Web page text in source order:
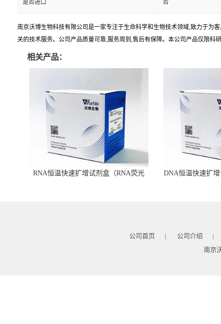
是否进口 否
南京沃博生物科技有限公司是一家专注于生命科学和生物技术领域,致力于为
关的技术服务。公司产品质量可靠,服务周到,售后有保障。本公司产品仅限科
相关产品：
RNA恒温快速扩增试剂盒（RNA荧光
DNA恒温快速扩
公司首页 | 公司介绍 |
南京